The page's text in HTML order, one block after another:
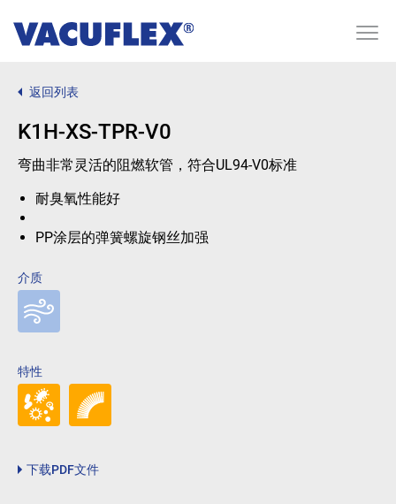
返回列表
K1H-XS-TPR-V0
弯曲非常灵活的阻燃软管，符合UL94-V0标准
耐臭氧性能好
PP涂层的弹簧螺旋钢丝加强
介质
特性
下载PDF文件